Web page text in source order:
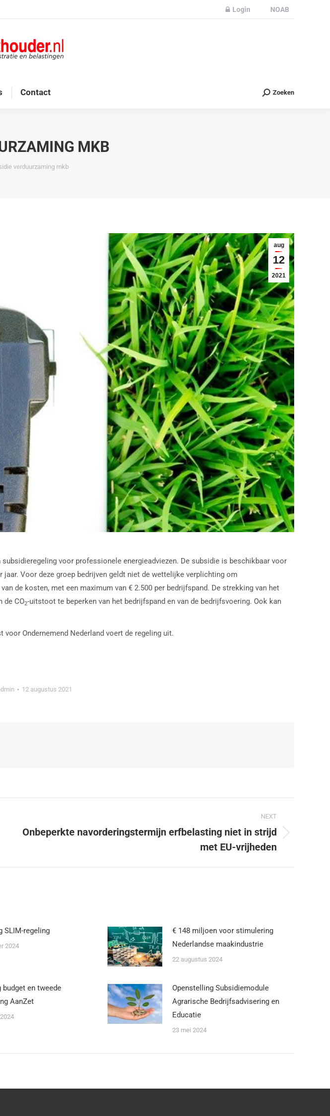
Login NOAB
Contact Zoeken
MKB
verduurzaming mkb
aug
12
2021
voor professionele energieadviezen. De subsidie is beschikbaar voor
jaar. Voor deze groep bedrijven geldt niet de wettelijke verplichting om
de kosten, met een maximum van € 2.500 per bedrijfspand. De strekking van het
de CO2-uitstoot te beperken van het bedrijfspand en van de bedrijfsvoering. Ook kan
Ondernemend Nederland voert de regeling uit.
12 augustus 2021
NEXT
Onbeperkte navorderingstermijn erfbelasting niet in strijd
met EU-vrijheden
SLIM-regeling
2024
€ 148 miljoen voor stimulering
Nederlandse maakindustrie
22 augustus 2024
budget en tweede
AanZet
Openstelling Subsidiemodule
Agrarische Bedrijfsadvisering en
Educatie
23 mei 2024
doelgroep Over ons Partners Nieuws Contact Zoeken